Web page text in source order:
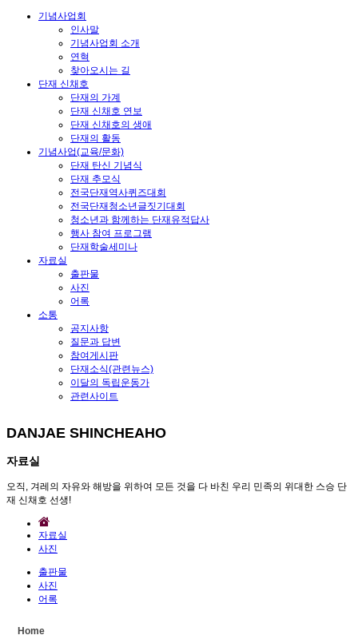
기념사업회
인사말
기념사업회 소개
연혁
찾아오시는 길
단재 신채호
단재의 가계
단재 신채호 연보
단재 신채호의 생애
단재의 활동
기념사업(교육/문화)
단재 탄신 기념식
단재 추모식
전국단재역사퀴즈대회
전국단재청소년글짓기대회
청소년과 함께하는 단재유적답사
행사 참여 프로그램
단재학술세미나
자료실
출판물
사진
어록
소통
공지사항
질문과 답변
참여게시판
단재소식(관련뉴스)
이달의 독립운동가
관련사이트
DANJAE SHINCHEAHO
자료실
오직, 겨레의 자유와 해방을 위하여 모든 것을 다 바친 우리 민족의 위대한 스승 단
재 신채호 선생!
자료실
사진
출판물
사진
어록
Home